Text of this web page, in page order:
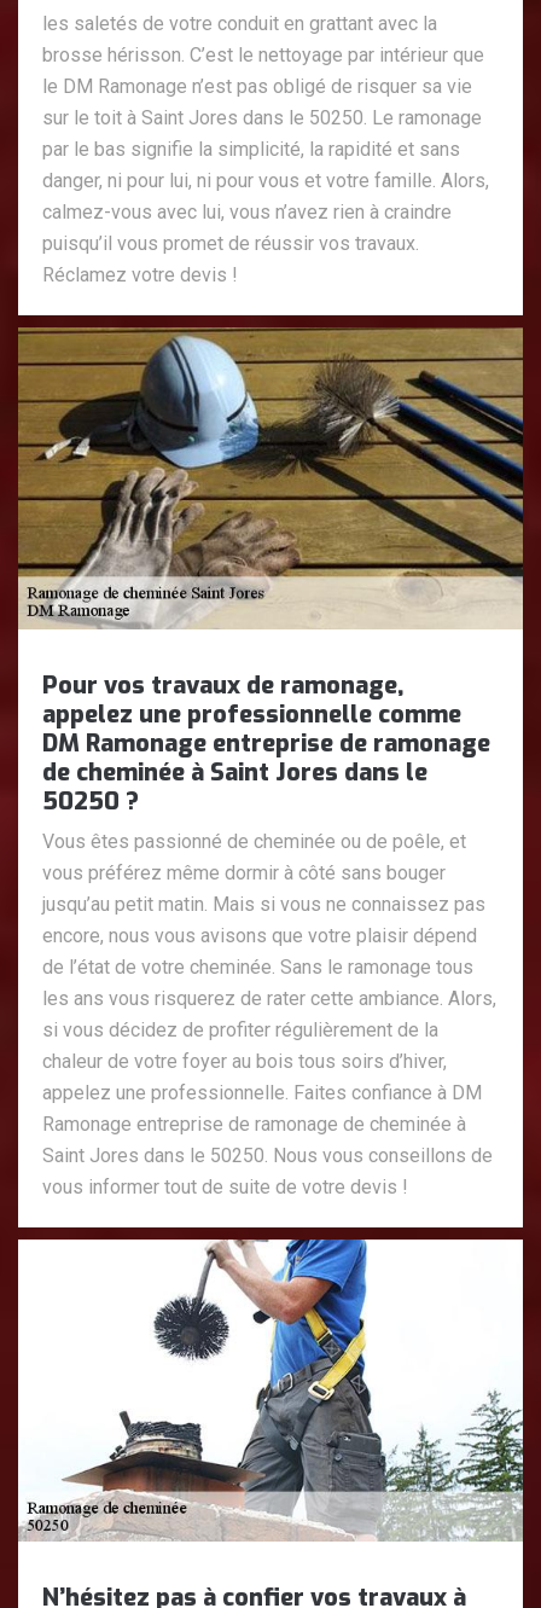
les saletés de votre conduit en grattant avec la
brosse hérisson. C’est le nettoyage par intérieur que
le DM Ramonage n’est pas obligé de risquer sa vie
sur le toit à Saint Jores dans le 50250. Le ramonage
par le bas signifie la simplicité, la rapidité et sans
danger, ni pour lui, ni pour vous et votre famille. Alors,
calmez-vous avec lui, vous n’avez rien à craindre
puisqu’il vous promet de réussir vos travaux.
Réclamez votre devis !
Pour vos travaux de ramonage,
appelez une professionnelle comme
DM Ramonage entreprise de ramonage
de cheminée à Saint Jores dans le
50250 ?
Vous êtes passionné de cheminée ou de poêle, et
vous préférez même dormir à côté sans bouger
jusqu’au petit matin. Mais si vous ne connaissez pas
encore, nous vous avisons que votre plaisir dépend
de l’état de votre cheminée. Sans le ramonage tous
les ans vous risquerez de rater cette ambiance. Alors,
si vous décidez de profiter régulièrement de la
chaleur de votre foyer au bois tous soirs d’hiver,
appelez une professionnelle. Faites confiance à DM
Ramonage entreprise de ramonage de cheminée à
Saint Jores dans le 50250. Nous vous conseillons de
vous informer tout de suite de votre devis !
N’hésitez pas à confier vos travaux à